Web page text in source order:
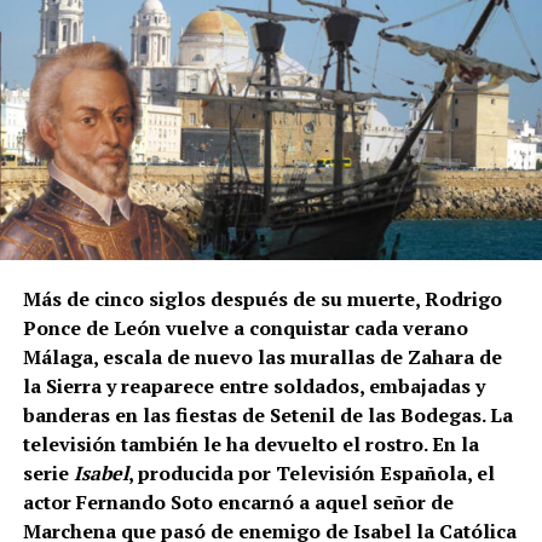
Felipe II, consciente del talento de Tiziano, le confió
la realización de susPoesías ,una serie de cuadros
mitológicos que desbordabansensualidad y
sofisticación. Pero si hay una obra que impactó
profundamente al monarca, fueLa Anunciaciónde
Tiziano. Su dramatismo, la iluminación etérea y la
intensidad emocional la convirtieron en una
referencia obligadapara los pintores de su tiempo. Es
aquí donde entra en juego la figura deVasco Pereira
Cuándo comienza la vendimia
Las primeras incorporaciones están previstas desde
mediados de agosto en las zonas francesas donde la
uva madura antes. La campaña se extenderá durante
septiembre en regiones como Borgoña, Champaña,
Beaujolais y Burdeos.
Los contratos suelen durar entre diez días y tres
semanas. Algunos trabajadores enlazan varias
explotaciones y permanecen en Francia durante más
de un mes. La fecha exacta depende de la
maduración de la uva y de las temperaturas.
Cuánto se cobra
El salario mínimo oficial francés es de 12,02 euros
brutos por hora. Sin embargo, las ofertas actuales
consultadas por France Travail ofrecen entre 12,31 y
Más de cinco siglos después de su muerte, Rodrigo
Ponce de León vuelve a conquistar cada verano
Málaga, escala de nuevo las murallas de Zahara de
la Sierra y reaparece entre soldados, embajadas y
banderas en las fiestas de Setenil de las Bodegas. La
televisión también le ha devuelto el rostro. En la
serieIsabel, producida por Televisión Española, el
actor Fernando Soto encarnó a aquel señor de
Marchena que pasó de enemigo de Isabel la Católica